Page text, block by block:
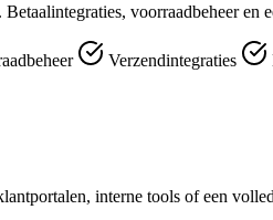
voorraadbeheer
Verzendintegraties
interne tools of een